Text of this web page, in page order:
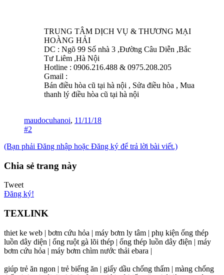
TRUNG TÂM DỊCH VỤ & THƯƠNG MẠI
HOÀNG HẢI
DC : Ngõ 99 Số nhà 3 ,Đường Câu Diễn ,Bắc
Tư Liêm ,Hà Nội
Hotline : 0906.216.488 & 0975.208.205
Gmail :
Bán điều hòa cũ tại hà nội , Sửa điều hòa , Mua
thanh lý điều hòa cũ tại hà nội
maudocuhanoi, 11/11/18
#2
(Bạn phải Đăng nhập hoặc Đăng ký để trả lời bài viết.)
Chia sẻ trang này
Tweet
Đăng ký!
TEXLINK
thiet ke web | bơm cứu hỏa | máy bơm ly tâm | phụ kiện ống thép
luồn dây diện | ống ruột gà lõi thép | ống thép luồn dây điện | máy
bơm cứu hỏa | máy bơm chìm nước thải ebara |
giúp trẻ ăn ngon | trẻ biếng ăn | giấy dầu chống thấm | màng chống